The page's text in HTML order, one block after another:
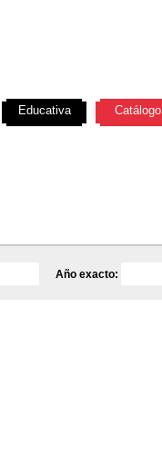
Año exacto:
Educativa Catálogo